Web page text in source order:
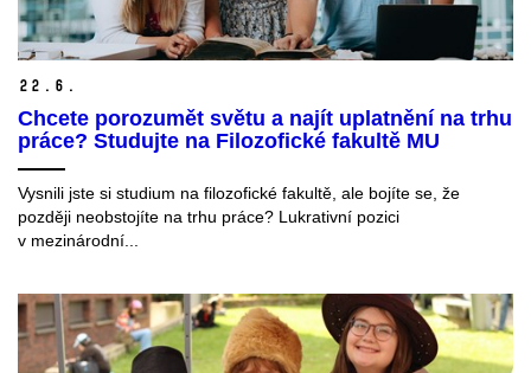
22. 6.
Chcete porozumět světu a najít uplatnění na trhu
práce? Studujte na Filozofické fakultě MU
Vysnili jste si studium na filozofické fakultě, ale bojíte se, že
později neobstojíte na trhu práce? Lukrativní pozici
v mezinárodní...